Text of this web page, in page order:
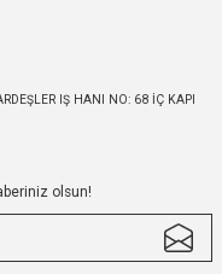
IŞ HANI NO: 68 İÇ KAPI
olsun!